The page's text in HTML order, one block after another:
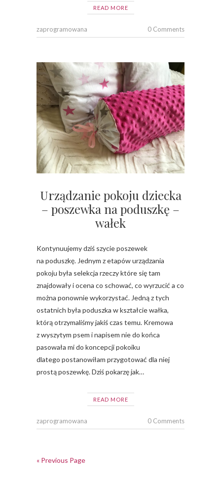
READ MORE
zaprogramowana 0 Comments
Urządzanie pokoju dziecka
– poszewka na poduszkę –
wałek
Kontynuujemy dziś szycie poszewek
na poduszkę. Jednym z etapów urządzania
pokoju była selekcja rzeczy które się tam
znajdowały i ocena co schować, co wyrzucić a co
można ponownie wykorzystać. Jedną z tych
ostatnich była poduszka w kształcie wałka,
którą otrzymaliśmy jakiś czas temu. Kremowa
z wyszytym psem i napisem nie do końca
pasowała mi do koncepcji pokoiku
dlatego postanowiłam przygotować dla niej
prostą poszewkę. Dziś pokarzę jak…
READ MORE
zaprogramowana 0 Comments
« Previous Page